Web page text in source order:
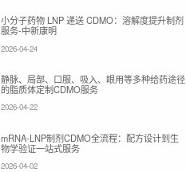
小分子药物 LNP 递送 CDMO：溶解度提升制剂
服务-中新康明
2026-04-24
静脉、局部、口服、吸入、眼用等多种给药途径
的脂质体定制CDMO服务
2026-04-22
mRNA-LNP制剂CDMO全流程：配方设计到生
物学验证一站式服务
2026-04-02